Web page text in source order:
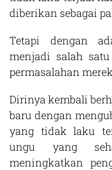
diberikan sebagai
Tetapi dengan
menjadi salah
permasalahan
Dirinya kembali
baru dengan
yang tidak laku
ungu yang
meningkatkan